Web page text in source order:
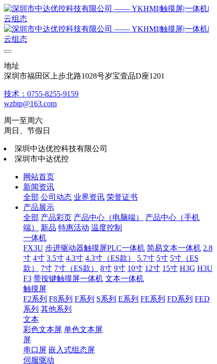
地址
深圳市福田区上步北路1028号岁宝壹品D座1201
技术：0755-8255-9159
wzbtp@163.com
周一至周六
周日、节假日
深圳中达优控科技有限公司
深圳市中达优控
网站首页
新闻资讯
全部 公司动态 业界资讯 荣誉证书
产品展示
全部 产品彩页 产品中心（电脑端）
产品中心（手机
端）
新品 特惠活动 温度控制
一体机
FX3U 步进驱动器触摸屏PLC一体机 简易文本一体机 2.8
寸 4寸 3.5寸 4.3寸 4.3寸（ES款） 5.7寸 5寸 5寸（ES
款）
7寸 7寸（ES款） 8寸 9寸 10寸 12寸 15寸 H3G H3U
F3 带按键触摸屏一体机 文本一体机
触摸屏
F2系列 F8系列 F系列 S系列 E系列 FE系列 FD系列 FED
系列 其他系列
文本
彩色文本屏 单色文本屏
屏
串口屏 嵌入式组态屏
伺服驱动